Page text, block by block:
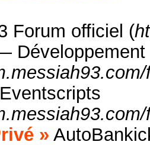
Forum officiel (
»